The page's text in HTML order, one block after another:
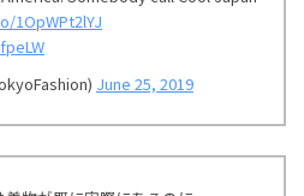
1OpWPt2lYJ
June 25, 2019